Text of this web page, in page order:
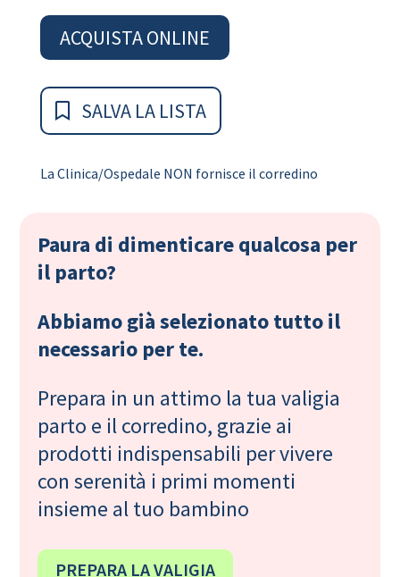
ACQUISTA ONLINE
SALVA LA LISTA
La Clinica/Ospedale NON fornisce il corredino
Paura di dimenticare qualcosa per
il parto?
Abbiamo già selezionato tutto il
necessario per te.
Prepara in un attimo la tua valigia
parto e il corredino, grazie ai
prodotti indispensabili per vivere
con serenità i primi momenti
insieme al tuo bambino
PREPARA LA VALIGIA